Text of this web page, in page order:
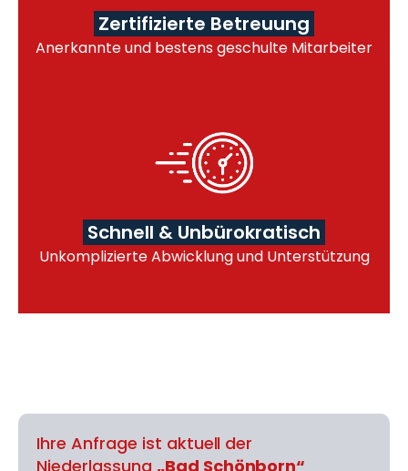
Zertifizierte Betreuung
Anerkannte und bestens geschulte Mitarbeiter
Schnell & Unbürokratisch
Unkomplizierte Abwicklung und Unterstützung
Ihre Anfrage ist aktuell der
Niederlassung „Bad Schönborn“